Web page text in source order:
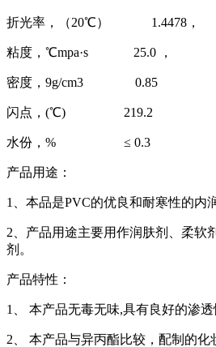
折光率，（20℃） 1.4478，
粘度，℃mpa·s 25.0 ，
密度，9g/cm3 0.85
闪点，(℃) 219.2
水份，% ≤ 0.3
产品用途：
1 、本品是PVC的优良和耐寒性的内
2 、产品用途主要用作润肤剂、柔
剂。
产品特性：
1 、 本产品无毒无味,具有良好的渗
2 、 本产品与异丙酯比较，配制的